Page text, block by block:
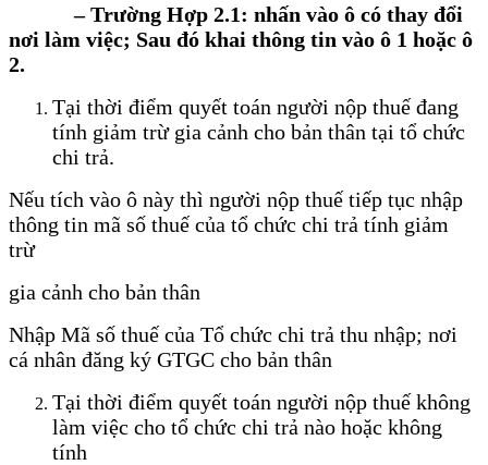
– Trường Hợp 2.1: nhấn vào ô có thay đổi
nơi làm việc; Sau đó khai thông tin vào ô 1 hoặc ô
2.
Tại thời điểm quyết toán người nộp thuế đang
tính giảm trừ gia cảnh cho bản thân tại tổ chức
chi trả.
Nếu tích vào ô này thì người nộp thuế tiếp tục nhập
thông tin mã số thuế của tổ chức chi trả tính giảm
trừ
gia cảnh cho bản thân
Nhập Mã số thuế của Tổ chức chi trả thu nhập; nơi
cá nhân đăng ký GTGC cho bản thân
Tại thời điểm quyết toán người nộp thuế không
làm việc cho tổ chức chi trả nào hoặc không
tính